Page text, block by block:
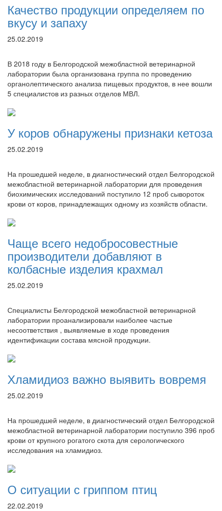
Качество продукции определяем по
вкусу и запаху
25.02.2019
В 2018 году в Белгородской межобластной ветеринарной
лаборатории была организована группа по проведению
органолептического анализа пищевых продуктов, в нее вошли
5 специалистов из разных отделов МВЛ.
У коров обнаружены признаки кетоза
25.02.2019
На прошедшей неделе, в диагностический отдел Белгородской
межобластной ветеринарной лаборатории для проведения
биохимических исследований поступило 12 проб сывороток
крови от коров, принадлежащих одному из хозяйств области.
Чаще всего недобросовестные
производители добавляют в
колбасные изделия крахмал
25.02.2019
Специалисты Белгородской межобластной ветеринарной
лаборатории проанализировали наиболее частые
несоответствия , выявляемые в ходе проведения
идентификации состава мясной продукции.
Хламидиоз важно выявить вовремя
25.02.2019
На прошедшей неделе, в диагностический отдел Белгородской
межобластной ветеринарной лаборатории поступило 396 проб
крови от крупного рогатого скота для серологического
исследования на хламидиоз.
О ситуации с гриппом птиц
22.02.2019